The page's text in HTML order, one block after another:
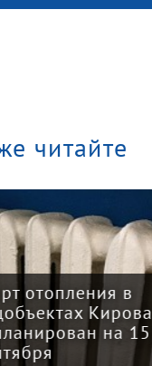
читайте
отопления в
Кирова
на 15